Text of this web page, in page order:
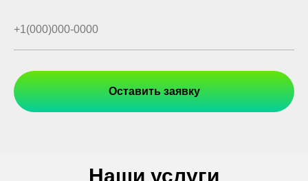
Оставить заявку
Наши услуги